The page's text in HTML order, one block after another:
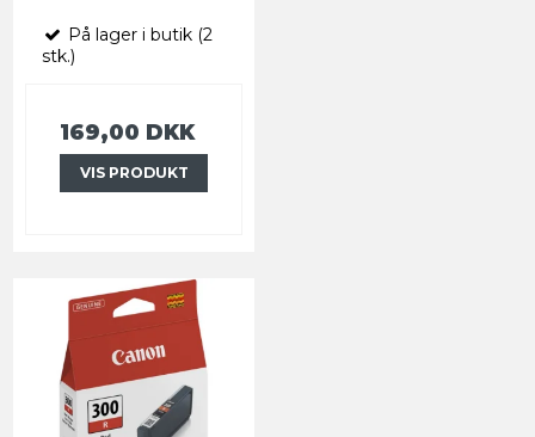
På lager i butik (2
stk.)
169,00 DKK
VIS PRODUKT